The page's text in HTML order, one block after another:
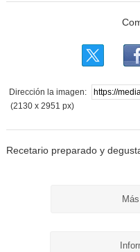
Dirección la imagen:
(2130 x 2951 px)
Recetario preparado y